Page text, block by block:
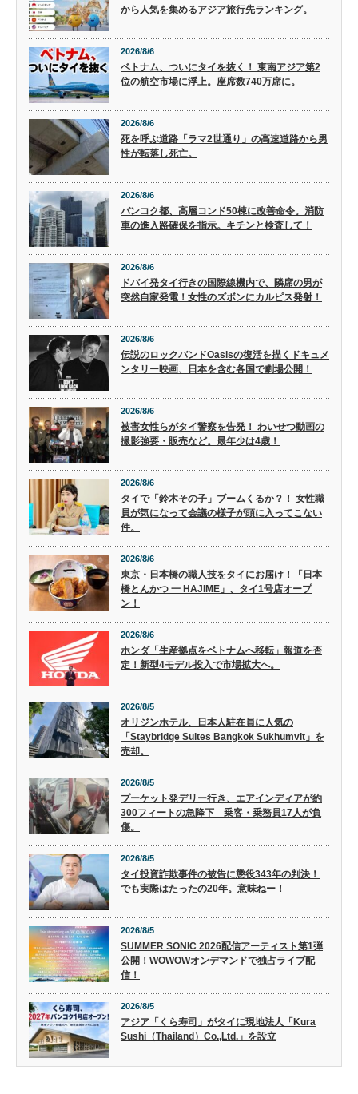
から人気を集めるアジア旅行先ランキング。
2026/8/6
ベトナム、ついにタイを抜く！ 東南アジア第2
位の航空市場に浮上。座席数740万席に。
2026/8/6
死を呼ぶ道路「ラマ2世通り」の高速道路から男
性が転落し死亡。
2026/8/6
バンコク都、高層コンド50棟に改善命令。消防
車の進入路確保を指示。キチンと検査して！
2026/8/6
ドバイ発タイ行きの国際線機内で、隣席の男が
突然自家発電！女性のズボンにカルピス発射！
2026/8/6
伝説のロックバンドOasisの復活を描くドキュメ
ンタリー映画、日本を含む各国で劇場公開！
2026/8/6
被害女性らがタイ警察を告発！ わいせつ動画の
撮影強要・販売など。最年少は4歳！
2026/8/6
タイで「鈴木その子」ブームくるか？！ 女性職
員が気になって会議の様子が頭に入ってこない
件。
2026/8/6
東京・日本橋の職人技をタイにお届け！「日本
橋とんかつ 一 HAJIME」、タイ1号店オープ
ン！
2026/8/6
ホンダ「生産拠点をベトナムへ移転」報道を否
定！新型4モデル投入で市場拡大へ。
2026/8/5
オリジンホテル、日本人駐在員に人気の
「Staybridge Suites Bangkok Sukhumvit」を
売却。
2026/8/5
プーケット発デリー行き、エアインディアが約
300フィートの急降下 乗客・乗務員17人が負
傷。
2026/8/5
タイ投資詐欺事件の被告に懲役343年の判決！
でも実際はたったの20年。意味ねー！
2026/8/5
SUMMER SONIC 2026配信アーティスト第1弾
公開！WOWOWオンデマンドで独占ライブ配
信！
2026/8/5
アジア「くら寿司」がタイに現地法人「Kura
Sushi（Thailand）Co.,Ltd.」を設立